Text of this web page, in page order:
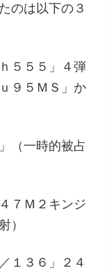
のは以下の３
５５５」４弾
９５ＭＳ」か
（一時的被占
７Ｍ２キンジ
）
１３６」２４